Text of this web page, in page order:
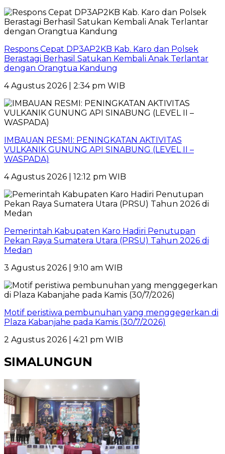
Respons Cepat DP3AP2KB Kab. Karo dan Polsek
Berastagi Berhasil Satukan Kembali Anak Terlantar
dengan Orangtua Kandung
4 Agustus 2026 | 2:34 pm WIB
IMBAUAN RESMI: PENINGKATAN AKTIVITAS
VULKANIK GUNUNG API SINABUNG (LEVEL II –
WASPADA)
4 Agustus 2026 | 12:12 pm WIB
Pemerintah Kabupaten Karo Hadiri Penutupan
Pekan Raya Sumatera Utara (PRSU) Tahun 2026 di
Medan
3 Agustus 2026 | 9:10 am WIB
Motif peristiwa pembunuhan yang menggegerkan di
Plaza Kabanjahe pada Kamis (30/7/2026)
2 Agustus 2026 | 4:21 pm WIB
SIMALUNGUN